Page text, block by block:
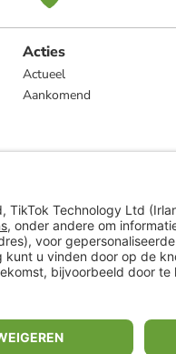
Acties
Actueel
Aankomend